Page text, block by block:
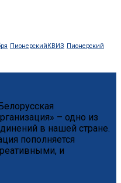
ПионерскийКВИЗ Пионерский
– одно из
в нашей стране.
пополняется
и